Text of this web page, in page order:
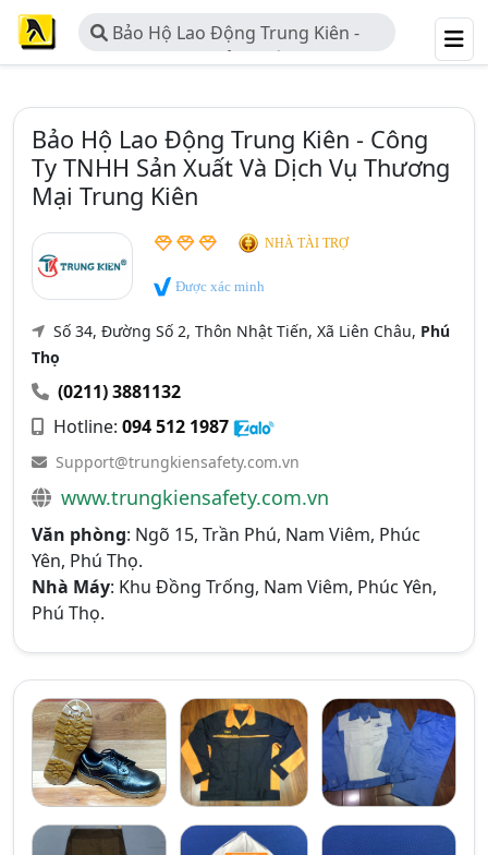
Bảo Hộ Lao Động Trung Kiên -
Công Ty TNHH Sản Xuất Và Dịch Vụ
Bảo Hộ Lao Động Trung Kiên - Công
Ty TNHH Sản Xuất Và Dịch Vụ Thương
Mại Trung Kiên
NHÀ TÀI TRỢ
Được xác minh
Số 34, Đường Số 2, Thôn Nhật Tiến, Xã Liên Châu, Phú
Thọ
(0211) 3881132
Hotline: 094 512 1987
Support@trungkiensafety.com.vn
www.trungkiensafety.com.vn
Văn phòng: Ngõ 15, Trần Phú, Nam Viêm, Phúc
Yên, Phú Thọ.
Nhà Máy: Khu Đồng Trống, Nam Viêm, Phúc Yên,
Phú Thọ.